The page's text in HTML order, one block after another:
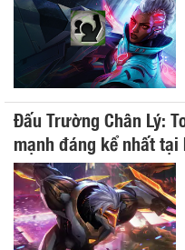
Đấu Trường Chân Lý:
mạnh đáng kể nhất tại